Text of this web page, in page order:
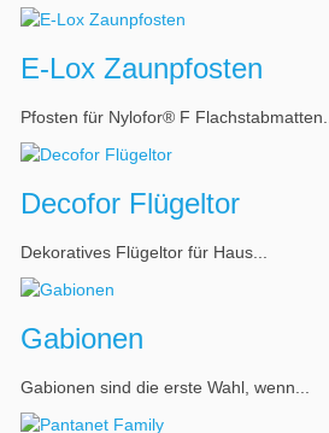
E-Lox Zaunpfosten
Pfosten für Nylofor® F Flachstabmatten...
Decofor Flügeltor
Dekoratives Flügeltor für Haus...
Gabionen
Gabionen sind die erste Wahl, wenn...